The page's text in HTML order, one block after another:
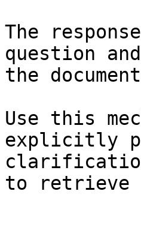
The
question
the
Use this
explicitly